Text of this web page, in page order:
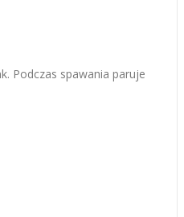
Podczas spawania paruje